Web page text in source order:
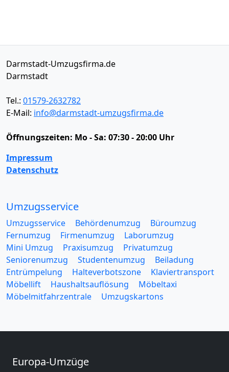
Darmstadt-Umzugsfirma.de
Darmstadt
Tel.: 01579-2632782
E-Mail: info@darmstadt-umzugsfirma.de
Öffnungszeiten: Mo - Sa: 07:30 - 20:00 Uhr
Impressum
Datenschutz
Umzugsservice
Umzugsservice Behördenumzug
Büroumzug
Fernumzug
Firmenumzug
Laborumzug
Mini Umzug
Praxisumzug
Privatumzug
Seniorenumzug
Studentenumzug
Beiladung
Entrümpelung
Halteverbotszone
Klaviertransport
Möbellift
Haushaltsauflösung
Möbeltaxi
Möbelmitfahrzentrale
Umzugskartons
Europa-Umzüge